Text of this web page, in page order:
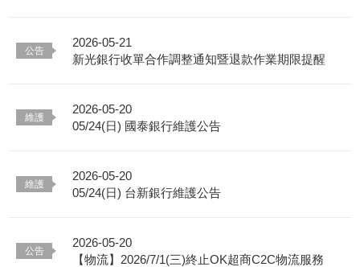
2026-05-21
新光銀行收單合作調整通知暨退款作業期限提醒
2026-05-20
05/24(日) 國泰銀行維護公告
2026-05-20
05/24(日) 台新銀行維護公告
2026-05-20
【物流】2026/7/1(三)終止OK超商C2C物流服務